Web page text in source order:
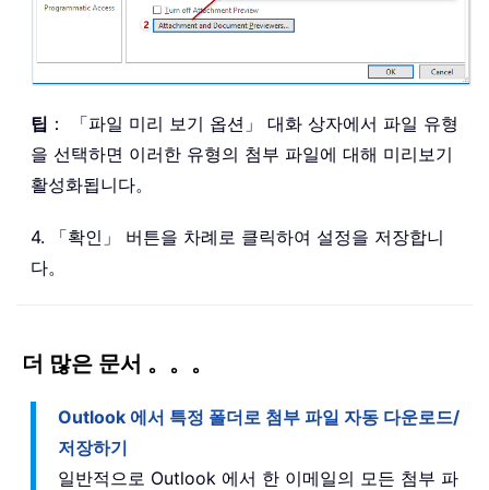
팁 ： 「파일 미리 보기 옵션」 대화 상자에서 파일 유형
을 선택하면 이러한 유형의 첨부 파일에 대해 미리보기
활성화됩니다。
4. 「확인」 버튼을 차례로 클릭하여 설정을 저장합니
다。
더 많은 문서 。。。
Outlook 에서 특정 폴더로 첨부 파일 자동 다운로드/
저장하기
일반적으로 Outlook 에서 한 이메일의 모든 첨부 파